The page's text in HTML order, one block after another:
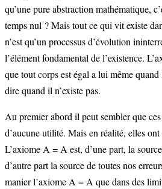
qu’une pure abstraction mathématique,
temps nul ? Mais tout ce qui vit existe
n’est qu’un processus d’évolution
l’élément fondamental de l’existence.
que tout corps est égal a lui même quand
dire quand il n’existe pas.
Au premier abord il peut sembler que
d’aucune utilité. Mais en réalité, elles
L’axiome A = A est, d’une part, la
d’autre part la source de toutes nos
manier l’axiome A = A que dans des